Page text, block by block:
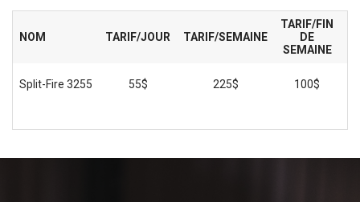
NOM TARIF/JOUR TARIF/SEMAINE
TARIF/FIN
DE
SEMAINE
Split-Fire 3255 55$ 225$ 100$